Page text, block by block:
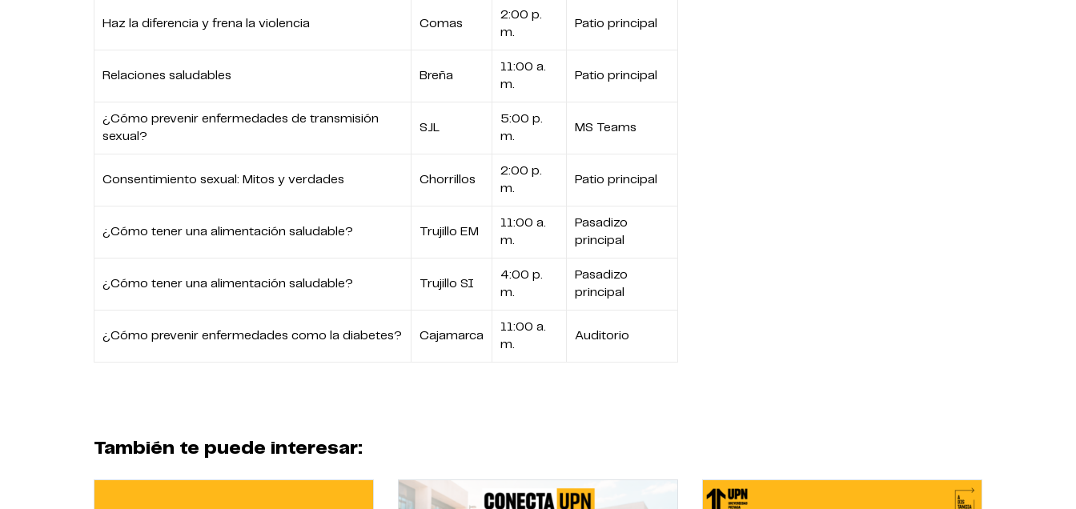
Haz la diferencia y frena la violencia Comas
2:00 p.
m.
Patio principal
Relaciones saludables Breña
11:00 a.
m.
Patio principal
¿Cómo prevenir enfermedades de transmisión
sexual?
SJL
5:00 p.
m.
MS Teams
Consentimiento sexual: Mitos y verdades Chorrillos
2:00 p.
m.
Patio principal
¿Cómo tener una alimentación saludable? Trujillo EM
11:00 a.
m.
Pasadizo
principal
¿Cómo tener una alimentación saludable? Trujillo SI
4:00 p.
m.
Pasadizo
principal
¿Cómo prevenir enfermedades como la diabetes? Cajamarca
11:00 a.
m.
Auditorio
También te puede interesar: